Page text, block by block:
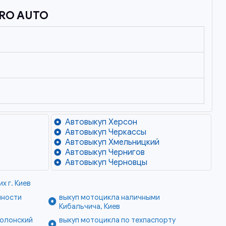
AUTO
Автовыкуп Херсон
Автовыкуп Черкассы
Автовыкуп Хмельницкий
Автовыкуп Чернигов
Автовыкуп Черновцы
г. Киев
выкуп мотоцикла наличными
Кибальчича, Киев
выкуп мотоцикла по техпаспорту